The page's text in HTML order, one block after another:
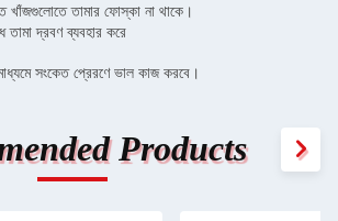
খাঁজগুলোতে তামার ফোস্কা না থাকে।
তামা দ্রবণ ব্যবহার করে
সংকেত প্রেরণে ভাল কাজ করবে।
Products